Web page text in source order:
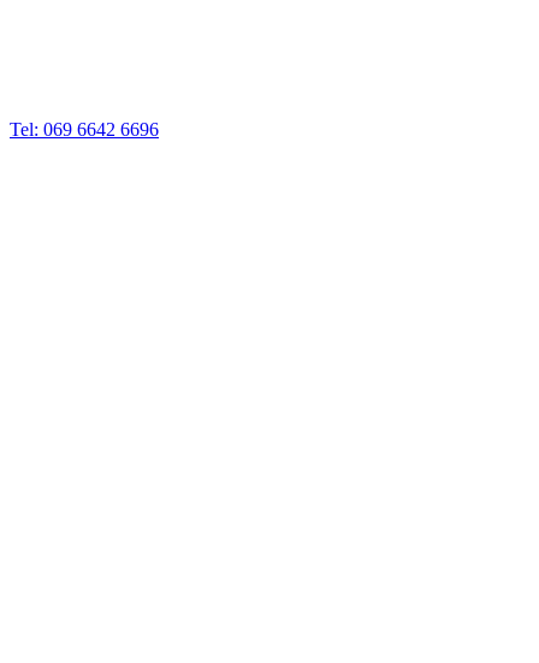
Tel: 069 6642 6696